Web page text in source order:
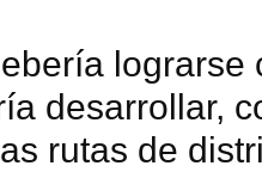
favorito
guardar como favorito,
14ymedio.
lograrse
desarrollar,
rutas de